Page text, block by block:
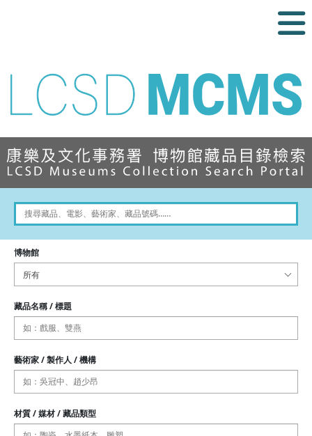
博物館
所有
藏品名稱 / 標題
藝術家 / 製作人 / 機構
材質 / 媒材 / 藏品類型